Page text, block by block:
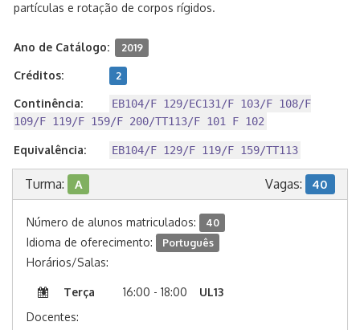
partículas e rotação de corpos rígidos.
Ano de Catálogo: 2019
Créditos: 2
Continência:
EB104/F 129/EC131/F 103/F 108/F
109/F 119/F 159/F 200/TT113/F 101 F 102
Equivalência: EB104/F 129/F 119/F 159/TT113
Turma: A Vagas: 40
Número de alunos matriculados: 40
Idioma de oferecimento: Português
Horários/Salas:
Terça 16:00 - 18:00
UL13
Docentes: